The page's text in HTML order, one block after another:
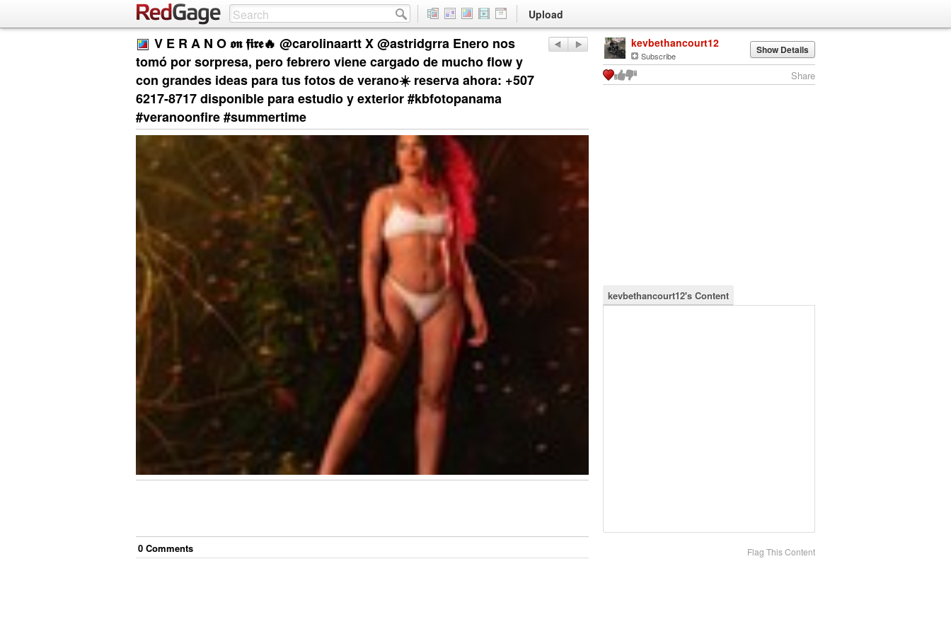
Upload
V E R A N O 𝖔𝖓 𝖋𝖎𝖗𝖊🔥 @carolinaartt X @astridgrra Enero nos
tomó por sorpresa, pero febrero viene cargado de mucho flow y
con grandes ideas para tus fotos de verano☀️ reserva ahora: +507
6217-8717 disponible para estudio y exterior #kbfotopanama
#veranoonfire #summertime
0 Comments
kevbethancourt12
Subscribe Show Details
Share
kevbethancourt12's Content
Flag This Content